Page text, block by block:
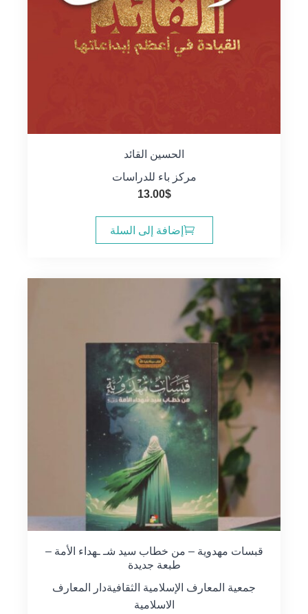
الحسين القائد
مركز باء للدراسات
13.00$
إضافة إلى السلة
قبسات مهدوية – من خطاب سيد شـ ـهداء الأمة –
طبعة جديدة
جمعية المعارف الإسلامية الثقافيةدار المعارف
الاسلامية